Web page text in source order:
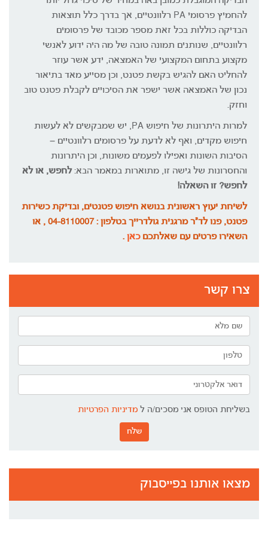
להחמיץ פרסומי PA רלוונטיים, אך בדרך כלל תוצאות
הבדיקה כוללות בכל זאת מספר מכובד של פרסומים
רלוונטיים, שנותנים תמונה טובה של מה היה ידוע לאנשי
מקצוע בתחום המקצועי של האמצאה, ידע אשר עוזר
להחליט האם להגיש בקשת פטנט, וכן מסייע מאד בתיאור
נכון של האמצאה אשר ישפר את הסיכויים לקבלת פטנט טוב
וחזק.
למרות היתרונות של חיפוש PA, יש שמבקשים לא לעשות
חיפוש מקדים, ואף לא לדעת על פרסומים רלוונטיים –
הסיבות השונות ואפילו לפעמים משונות, וכן היתרונות
והחסרונות של גישה זו, מתוארות במאמר הבא:לחפש, או לא
לחפש? זו השאלה!
לשיחת יעוץ ראשונית בנושא חיפוש פטנטים, ובדיקת כשירות
פטנט, פנו לד"ר מרגנית גולדרייך בטלפון : 04-8110007 , או
השאירו פרטים עם שאלתכםכאן .
צרו קשר
בשליחת הטופס אני מסכים/ה ל מדיניות הפרטיות
שלח
מצאו אותנו בפייסבוק